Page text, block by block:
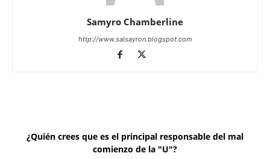
Samyro Chamberline
http://www.salsayron.blogspot.com
¿Quién crees que es el principal responsable del mal
comienzo de la "U"?